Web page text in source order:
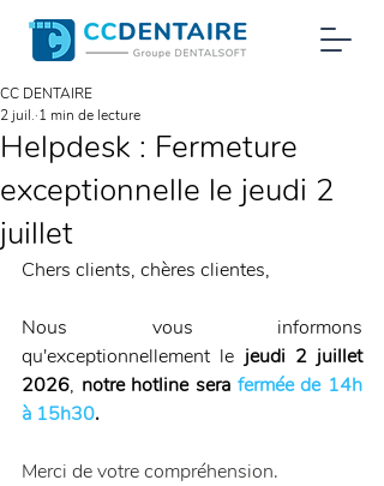
Helpdesk : Fermeture
exceptionnelle le jeudi 2
juillet
CC DENTAIRE
2 juil. 1 min de lecture
Chers clients, chères clientes,
Nous vous informons
qu'exceptionnellement le jeudi 2 juillet
2026, notre hotline sera fermée de 14h
à 15h30.
Merci de votre compréhension.